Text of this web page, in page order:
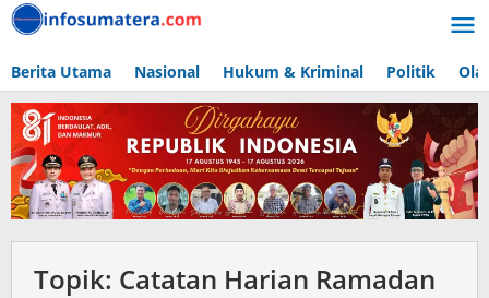
Lewati
ke
Berita Utama Nasional Hukum & Kriminal Politik
Topik: Catatan Harian Ramadan